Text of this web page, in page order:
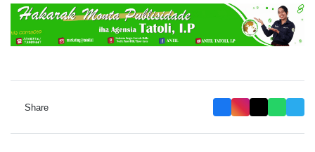
Share